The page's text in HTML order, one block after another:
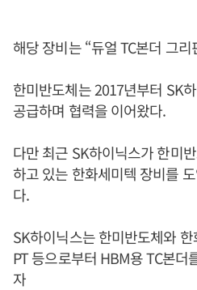
해당 장비는 “듀얼 TC본더 그리
한미반도체는 2017년부터 SK
공급하며 협력을 이어왔다.
다만 최근 SK하이닉스가 한미
하고 있는 한화세미텍 장비를
다.
SK하이닉스는 한미반도체와
PT 등으로부터 HBM용 TC본더
자